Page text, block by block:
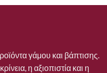
γάμου και βάπτισης.
η αξιοπιστία και η